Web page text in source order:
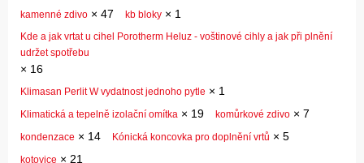
kamenné zdivo × 47 kb bloky × 1
Kde a jak vrtat u cihel Porotherm Heluz - voštinové cihly a jak při plnění
udržet spotřebu
× 16
Klimasan Perlit W vydatnost jednoho pytle × 1
Klimatická a tepelně izolační omítka × 19 komůrkové zdivo × 7
kondenzace × 14 Kónická koncovka pro doplnění vrtů × 5
kotovice × 21